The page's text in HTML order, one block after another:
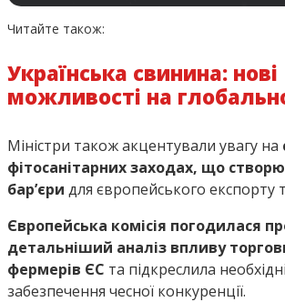
Читайте також:
Українська свинина: нові
можливості на
Міністри також акцентували увагу на
фітосанітарних заходах, що
бар’єри для європейського експорту
Європейська комісія погодилася
детальніший аналіз впливу
фермерів ЄС та підкреслила
забезпечення чесної конкуренції.